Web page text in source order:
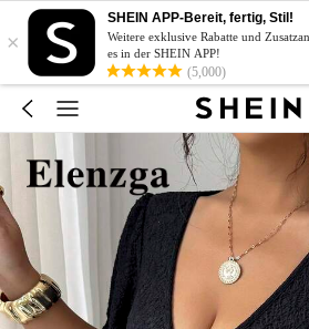
×
SHEIN APP-Bereit, fertig, Stil!
Weitere exklusive Rabatte und
es in der SHEIN APP!
(5,000)